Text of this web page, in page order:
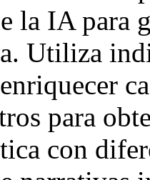
la IA para
Utiliza
para
con